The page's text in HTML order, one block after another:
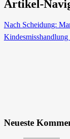
Artikel-
Nach Scheidung:
Kindesmisshandlung
Neueste